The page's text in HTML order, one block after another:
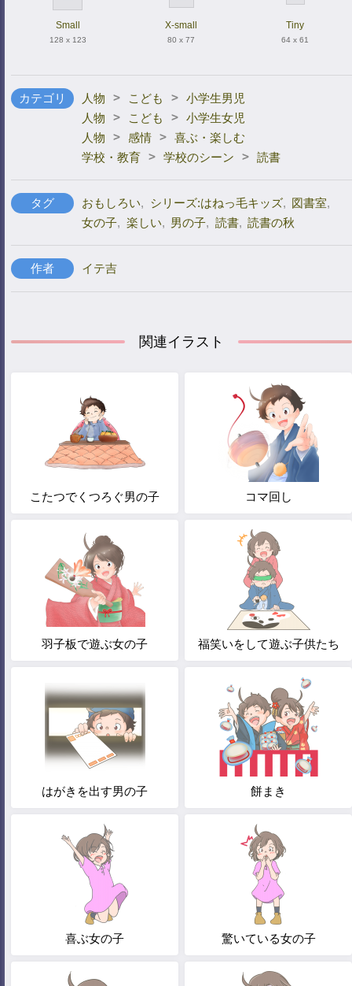
Small
128 x 123
X-small
80 x 77
Tiny
64 x 61
カテゴリ 人物 > こども > 小学生男児
人物
> こども > 小学生女児
人物
> 感情 > 喜ぶ・楽しむ
学校・教育 > 学校のシーン > 読書
タグ おもしろい, シリーズ:はねっ毛キッズ, 図書室,
女の子, 楽しい, 男の子, 読書, 読書の秋
作者 イテ吉
関連イラスト
こたつでくつろぐ男の子 コマ回し
羽子板で遊ぶ女の子 福笑いをして遊ぶ子供たち
はがきを出す男の子 餅まき
喜ぶ女の子 驚いている女の子